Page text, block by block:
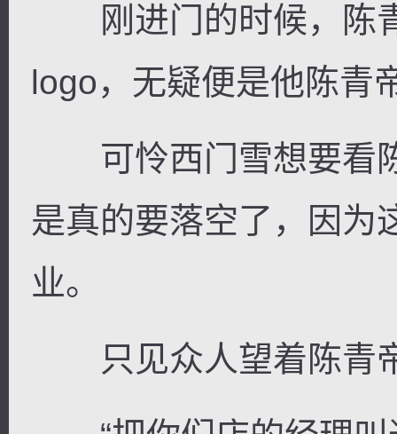
刚进门的时候，陈
logo，无疑便是他陈青
可怜西门雪想要看
是真的要落空了，因为
业。
只见众人望着陈青